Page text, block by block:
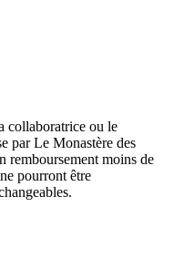
collaboratrice ou le
par Le Monastère des
remboursement moins de
pourront être